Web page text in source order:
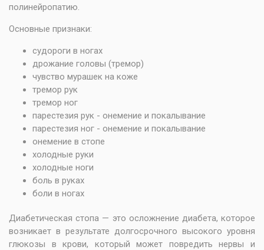
полинейропатию.
Основные признаки:
судороги в ногах
дрожание головы (тремор)
чувство мурашек на коже
тремор рук
тремор ног
парестезия рук - онемение и покалывание
парестезия ног - онемение и покалывание
онемение в стопе
холодные руки
холодные ноги
боль в руках
боли в ногах
Диабетическая стопа — это осложнение диабета, которое
возникает в результате долгосрочного высокого уровня
глюкозы в крови, который может повредить нервы и